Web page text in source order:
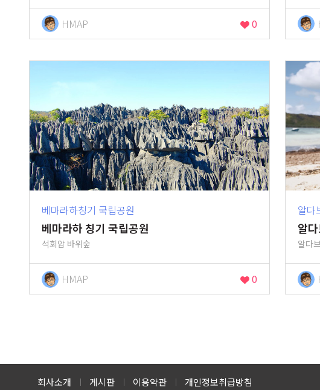
HMAP 0
베마라하칭기 국립공원
베마라하 칭기 국립공원
석회암 바위숲
HMAP 0
알다
알
알다
회사소개 게시판 이용약관 개인정보취급방침